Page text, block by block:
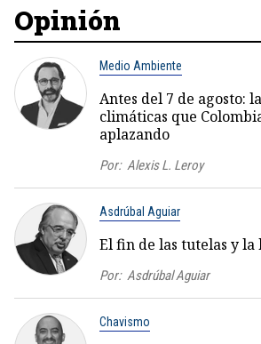
Opinión
Medio Ambiente
Antes del 7 de agosto:
climáticas que
aplazando
Por: Alexis L. Leroy
Asdrúbal Aguiar
El fin de las tutelas y la
Por: Asdrúbal Aguiar
Chavismo